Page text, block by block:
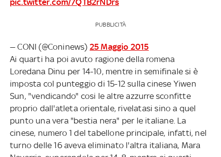
PUBBLICITÀ
— CONI (@Coninews) 25 Maggio 2015
Ai quarti ha poi avuto ragione della romena
Loredana Dinu per 14-10, mentre in semifinale si è
imposta col punteggio di 15-12 sulla cinese Yiwen
Sun, "vendicando" cosi le altre azzurre sconfitte
proprio dall'atleta orientale, rivelatasi sino a quel
punto una vera "bestia nera" per le italiane. La
cinese, numero 1 del tabellone principale, infatti, nel
turno delle 16 aveva eliminato l'altra italiana, Mara